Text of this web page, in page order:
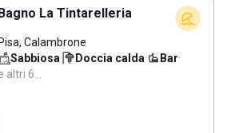
La Tintarelleria
Pisa, Calambrone
Sabbiosa· Doccia calda· Bar·
altri 6…